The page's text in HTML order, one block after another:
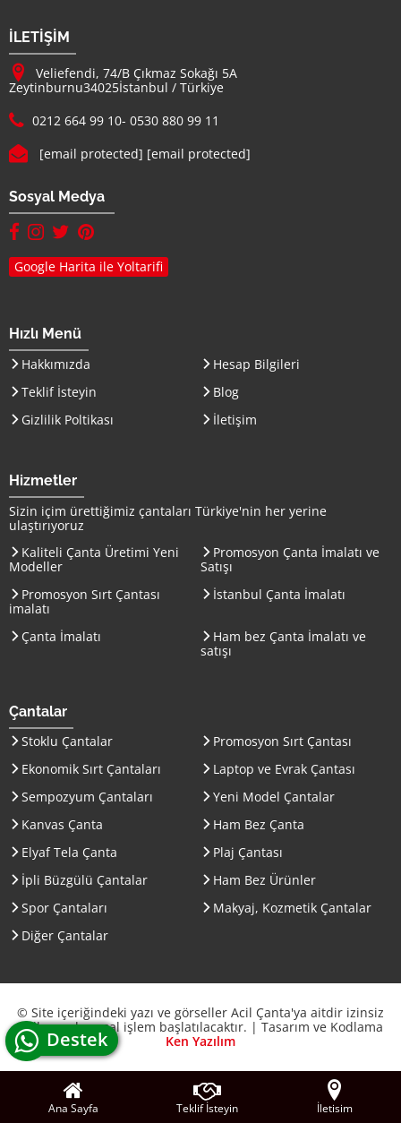
whatsapp canlı
Destek
İLETİŞİM
Adresimiz :
Veliefendi, 74/B Çıkmaz Sokağı 5A
Zeytinburnu34025İstanbul / Türkiye
Telefon :
0212 664 99 10- 0530 880 99 11
E-mail :
[email protected] [email protected]
Sosyal Medya
facebook hesabımız(yeni sayfada açılır)
instagram hesabımız(yeni sayfada açılır)
twitter hesabımız(yeni sayfada açılır)
pinterest hesabımız (yeni sayfada açılır)
Google Harita ile Yoltarifi
Hızlı Menü
Hakkımızda
Hesap Bilgileri
Teklif İsteyin
Blog
Gizlilik Poltikası
İletişim
Hizmetler
Sizin içim ürettiğimiz çantaları Türkiye'nin her yerine
ulaştırıyoruz
Kaliteli Çanta Üretimi Yeni
Modeller
Promosyon Çanta İmalatı ve
Satışı
Promosyon Sırt Çantası
imalatı
İstanbul Çanta İmalatı
Çanta İmalatı
Ham bez Çanta İmalatı ve
satışı
Çantalar
Stoklu Çantalar
Promosyon Sırt Çantası
Ekonomik Sırt Çantaları
Laptop ve Evrak Çantası
Sempozyum Çantaları
Yeni Model Çantalar
Kanvas Çanta
Ham Bez Çanta
Elyaf Tela Çanta
Plaj Çantası
İpli Büzgülü Çantalar
Ham Bez Ürünler
Spor Çantaları
Makyaj, Kozmetik Çantalar
Diğer Çantalar
© Site içeriğindeki yazı ve görseller Acil Çanta'ya aitdir izinsiz
kullanımda yasal işlem başlatılacaktır. | Tasarım ve Kodlama
Ken Yazılım
Ana Sayfa Teklif İsteyin İletisim